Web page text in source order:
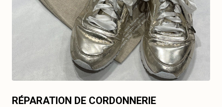
RÉPARATION DE CORDONNERIE